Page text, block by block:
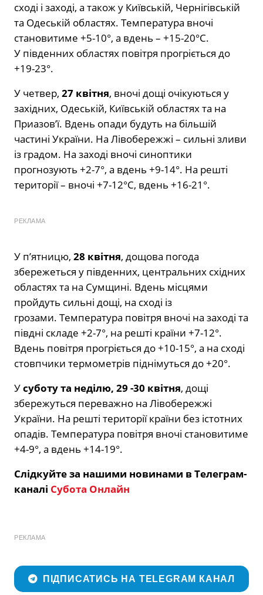
сході і заході, а також у Київській, Чернігівській
та Одеській областях. Температура вночі
становитиме +5-10°, а вдень – +15-20°С.
У південних областях повітря прогріється до
+19-23°.
У четвер, 27 квітня, вночі дощі очікуються у
західних, Одеській, Київській областях та на
Приазов’ї. Вдень опади будуть на більшій
частині України. На Лівобережжі – сильні зливи
із градом. На заході вночі синоптики
прогнозують +2-7°, а вдень +9-14°. На решті
території – вночі +7-12°С, вдень +16-21°.
РЕКЛАМА
У п’ятницю, 28 квітня, дощова погода
збережеться у південних, центральних східних
областях та на Сумщині. Вдень місцями
пройдуть сильні дощі, на сході із
грозами. Температура повітря вночі на заході та
півдні складе +2-7°, на решті країни +7-12°.
Вдень повітря прогріється до +10-15°, а на сході
стовпчики термометрів піднімуться до +20°.
Усуботу та неділю, 29 -30 квітня, дощі
збережуться переважно на Лівобережжі
України. На решті території країни без істотних
опадів. Температура повітря вночі становитиме
+4-9°, а вдень +14-19°.
Слідкуйте за нашими новинами в Телеграм-
каналі Субота Онлайн
РЕКЛАМА
ПІДПИСАТИСЬ НА TELEGRAM КАНАЛ